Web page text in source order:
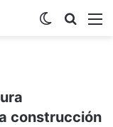
Buscar
Switch skin
construcción